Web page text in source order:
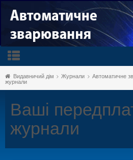
Видавничий дім Журнали Автоматичне
журнали
Ваші
журнали